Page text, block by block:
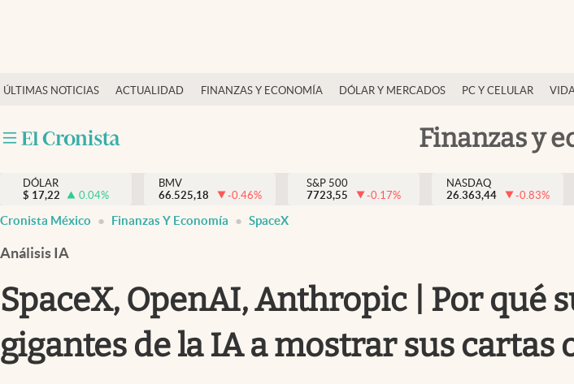
ÚLTIMAS NOTICIAS ACTUALIDAD FINANZAS Y ECONOMÍA DÓLAR Y MERCADOS PC Y CELULAR
Finanzas y
Actualidad
Internacionales
Opinión
Brand Strategy
Vida y estilo
Tv
DÓLAR
$ 17,22 0.04%
BMV
66.525,18
-0.46%
S&P 500
7723,55
-0.17%
NASDAQ
26.363,44
-0.83%
Cronista México Finanzas Y Economía SpaceX
Análisis IA
SpaceX, OpenAI, Anthropic | Por qué
gigantes de la IA a mostrar sus cartas